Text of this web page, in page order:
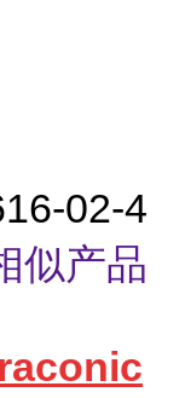
02-4
似产品